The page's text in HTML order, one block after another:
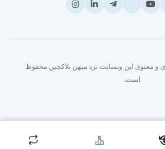
مادی و معنوی این وبسایت نزد میهن بلاکچین محفوظ
است.